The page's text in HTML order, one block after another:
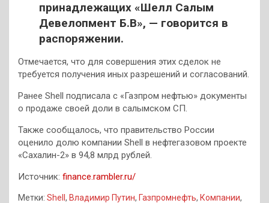
принадлежащих «Шелл Салым
Девелопмент Б.В», — говорится в
распоряжении.
Отмечается, что для совершения этих сделок не
требуется получения иных разрешений и согласований.
Ранее Shell подписала с «Газпром нефтью» документы
о продаже своей доли в салымском СП.
Также сообщалось, что правительство России
оценило долю компании Shell в нефтегазовом проекте
«Сахалин-2» в 94,8 млрд рублей.
Источник: finance.rambler.ru/
Метки: Shell , Владимир Путин, Газпромнефть, Компании,